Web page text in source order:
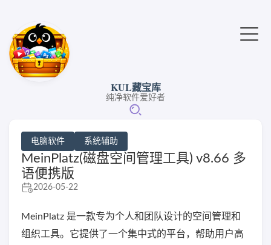
KUL藏宝库
纯净软件爱好者
电脑软件 系统辅助
MeinPlatz(磁盘空间管理工具) v8.66 多
语便携版
2026-05-22
MeinPlatz 是一款专为个人和团队设计的空间管理和
组织工具。它提供了一个集中式的平台，帮助用户高